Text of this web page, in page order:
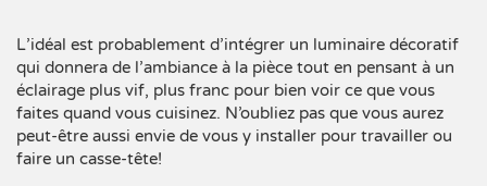
L’idéal est probablement d’intégrer un luminaire décoratif
qui donnera de l’ambiance à la pièce tout en pensant à un
éclairage plus vif, plus franc pour bien voir ce que vous
faites quand vous cuisinez. N’oubliez pas que vous aurez
peut-être aussi envie de vous y installer pour travailler ou
faire un casse-tête!